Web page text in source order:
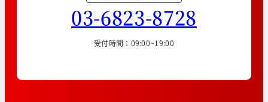
03-6823-8728
受付時間：09:00~19:00